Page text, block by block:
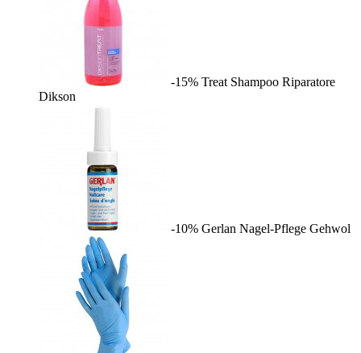
-15% Treat Shampoo Riparatore
Dikson
-10% Gerlan Nagel-Pflege Gehwol